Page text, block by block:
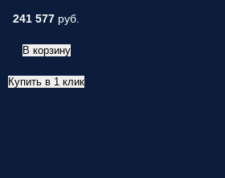
241 577 руб.
В корзину
Купить в 1 клик